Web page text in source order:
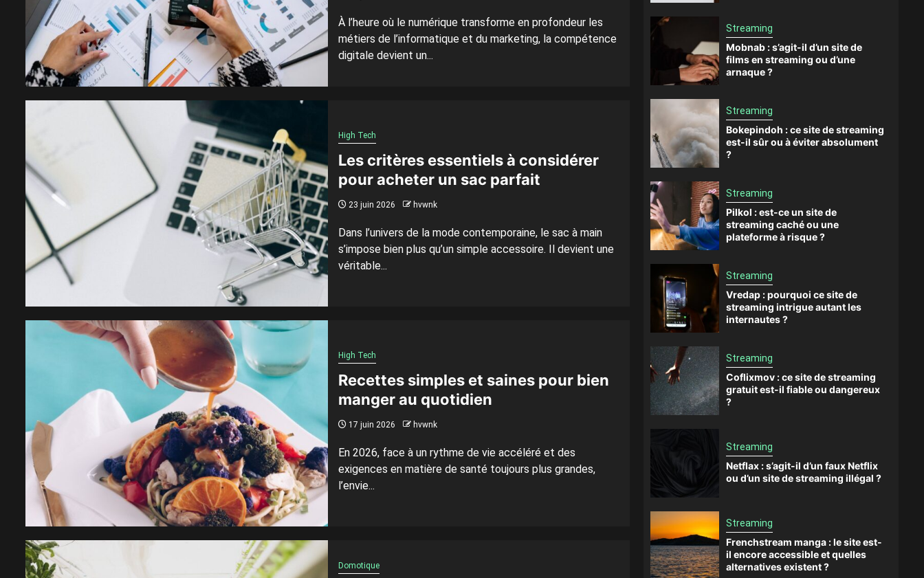
À l’heure où le numérique transforme en profondeur les
métiers de l’informatique et du marketing, la compétence
digitale devient un...
High Tech
Les critères essentiels à considérer
pour acheter un sac parfait
23 juin 2026 hvwnk
Dans l’univers de la mode contemporaine, le sac à main
s’impose bien plus qu’un simple accessoire. Il devient une
véritable...
High Tech
Recettes simples et saines pour bien
manger au quotidien
17 juin 2026 hvwnk
En 2026, face à un rythme de vie accéléré et des
exigences en matière de santé toujours plus grandes,
l’envie...
Domotique
Streaming
Mobnab : s’agit-il d’un site de
films en streaming ou d’une
arnaque ?
Streaming
Bokepindoh : ce site de streaming
est-il sûr ou à éviter absolument
?
Streaming
Pilkol : est-ce un site de
streaming caché ou une
plateforme à risque ?
Streaming
Vredap : pourquoi ce site de
streaming intrigue autant les
internautes ?
Streaming
Coflixmov : ce site de streaming
gratuit est-il fiable ou dangereux
?
Streaming
Netflax : s’agit-il d’un faux Netflix
ou d’un site de streaming illégal ?
Streaming
Frenchstream manga : le site est-
il encore accessible et quelles
alternatives existent ?